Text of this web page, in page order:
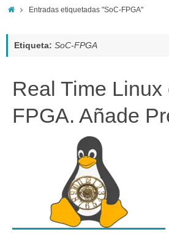
InicioEntradas etiquetadas "SoC-FPGA"
Etiqueta: SoC-FPGA
Real Time Linux
FPGA. Añade